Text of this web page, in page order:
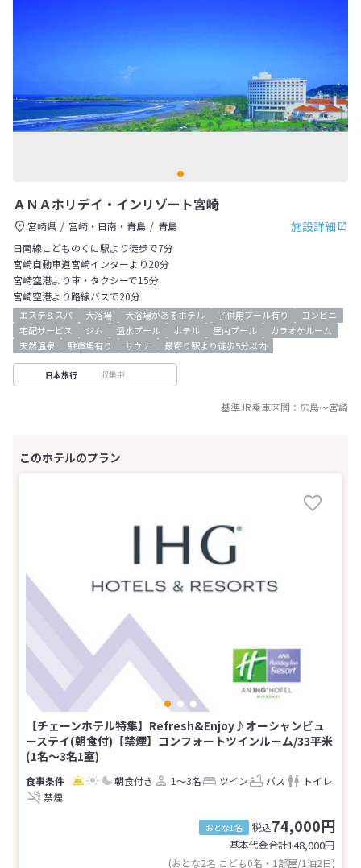
ＡＮＡホリデイ・インリゾート宮崎
施設詳細
宮崎県 宮崎・日南・青島
青島
日南線こどものくに駅より徒歩で7分
宮崎自動車道宮崎インターより20分
宮崎空港より車・タクシーで15分
宮崎空港より路線バスで20分
エステ＆スパ 大浴場 大浴場があるホテル 子供用プール有り
コンビニ
宅配サービス
ジム 温水プール ホテル 屋内プール
カラオケルーム
天然温泉
駐車場有り サウナ 最寄り駅より徒歩5分以内
日本旅行 収集中
基準JR乗車区間： 広島～宮崎
【チェーンホテル特集】Refresh&Enjoy♪オーシャンビュ
ーステイ(朝食付)【禁煙】コンフォートツインルーム/33平米
(1名～3名1室)
朝食付き 1～3名 ツイン バス
トイレ
禁煙
おとな1名 税込74,000円
基本代金合計148,000円
(おとな2名 こども0名・1部屋/1泊2日)